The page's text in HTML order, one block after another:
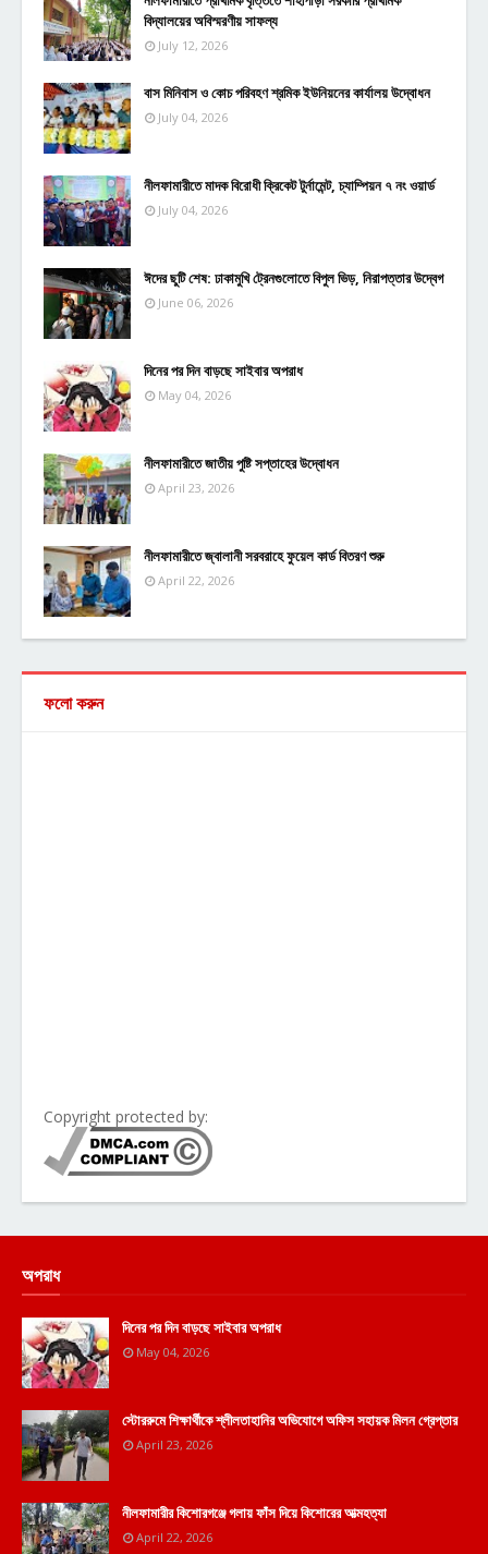
বিদ্যালয়ের অবিস্মরণীয় সাফল্য
July 12, 2026
বাস মিনিবাস ও কোচ পরিবহণ শ্রমিক ইউনিয়নের কার্যালয় উদ্বোধন
July 04, 2026
নীলফামারীতে মাদক বিরোধী ক্রিকেট টুর্নামেন্ট, চ্যাম্পিয়ন ৭ নং ওয়ার্ড
July 04, 2026
ঈদের ছুটি শেষ: ঢাকামুখি ট্রেনগুলোতে বিপুল ভিড়, নিরাপত্তার উদ্বেগ
June 06, 2026
দিনের পর দিন বাড়ছে সাইবার অপরাধ
May 04, 2026
নীলফামারীতে জাতীয় পুষ্টি সপ্তাহের উদ্বোধন
April 23, 2026
নীলফামারীতে জ্বালানী সরবরাহে ফুয়েল কার্ড বিতরণ শুরু
April 22, 2026
ফলো করুন
Copyright protected by:
অপরাধ
দিনের পর দিন বাড়ছে সাইবার অপরাধ
May 04, 2026
স্টোররুমে শিক্ষার্থীকে শ্লীলতাহানির অভিযোগে অফিস সহায়ক মিলন গ্রেপ্তার
April 23, 2026
নীলফামারীর কিশোরগঞ্জে গলায় ফাঁস দিয়ে কিশোরের আত্মহত্যা
April 22, 2026